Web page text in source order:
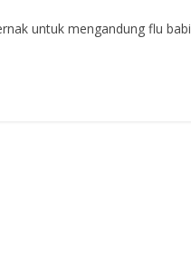
untuk mengandung flu babi